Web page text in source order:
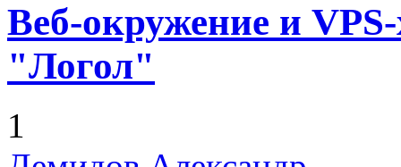
Веб-окружение и
"Логол"
1